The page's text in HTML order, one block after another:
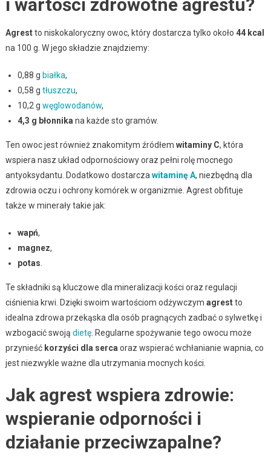
i wartości zdrowotne agrestu?
Agrestto niskokaloryczny owoc, który dostarcza tylko około 44 kcal
na 100 g. W jego składzie znajdziemy:
0,88 g białka,
0,58 g tłuszczu,
10,2 g węglowodanów,
4,3 g błonnika na każde sto gramów.
Ten owoc jest również znakomitym źródłem witaminy C, która
wspiera nasz układ odpornościowy oraz pełni rolę mocnego
antyoksydantu. Dodatkowo dostarcza witaminę A, niezbędną dla
zdrowia oczu i ochrony komórek w organizmie. Agrest obfituje
także w minerały takie jak:
wapń,
magnez,
potas
Te składniki są kluczowe dla mineralizacji kości oraz regulacji
ciśnienia krwi. Dzięki swoim wartościom odżywczym agrestto
idealna zdrowa przekąska dla osób pragnących zadbać o sylwetkę i
wzbogacić swoją dietę. Regularne spożywanie tego owocu może
przynieść korzyści dla serca oraz wspierać wchłanianie wapnia, co
jest niezwykle ważne dla utrzymania mocnych kości.
Jak agrest wspiera zdrowie:
wspieranie odporności i
działanie przeciwzapalne?